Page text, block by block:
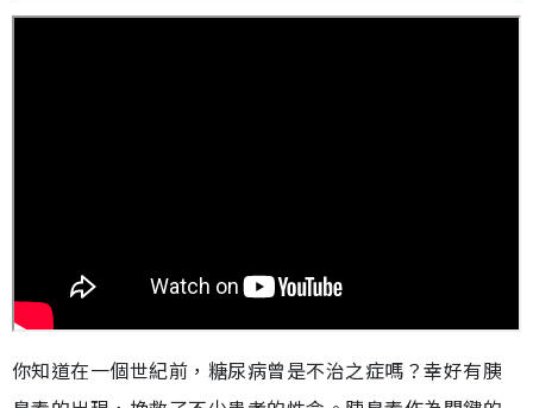
你知道在一個世紀前，糖尿病曾是不治之症嗎？幸好有胰